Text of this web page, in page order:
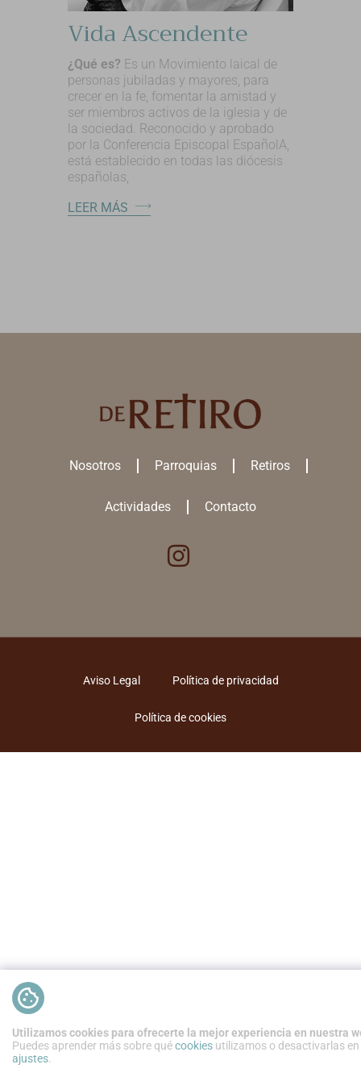
Vida Ascendente
¿Qué es? Es un Movimiento laical de
personas jubiladas y mayores, para
crecer en la fe, fomentar la amistad y
ser miembros activos de la iglesia y de
la sociedad. Reconocido y aprobado
por la Conferencia Episcopal EspañolA,
está establecido en todas las diócesis
españolas,
LEER MÁS
Nosotros Parroquias Retiros
Actividades Contacto
Aviso Legal Política de privacidad
Política de cookies
Utilizamos cookies para ofrecerte la mejor experiencia en nuestra
Puedes aprender más sobre quécookies utilizamos o desactivarlas
ajustes